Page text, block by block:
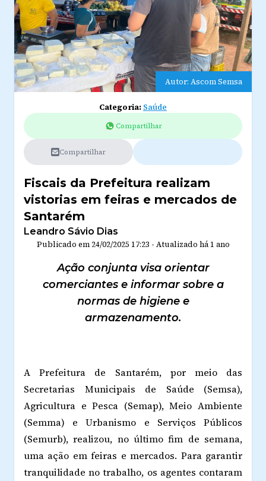
Autor: Ascom Semsa
Categoria: Saúde
Compartilhar
Compartilhar
Fiscais da Prefeitura realizam
vistorias em feiras e mercados de
Santarém
Leandro Sávio Dias
Publicado em 24/02/2025 17:23 - Atualizado há 1 ano
Ação conjunta visa orientar
comerciantes e informar sobre a
normas de higiene e
armazenamento.
A Prefeitura de Santarém, por meio das
Secretarias Municipais de Saúde (Semsa),
Agricultura e Pesca (Semap), Meio Ambiente
(Semma) e Urbanismo e Serviços Públicos
(Semurb), realizou, no último fim de semana,
uma ação em feiras e mercados. Para garantir
tranquilidade no trabalho, os agentes contaram